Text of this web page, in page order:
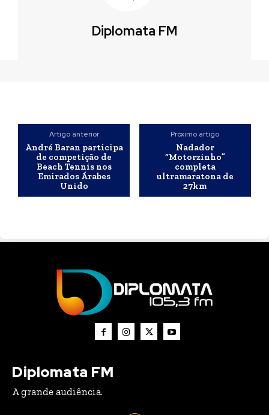
Diplomata FM
Artigo anterior
André Baran participa
de competição de
Beach Tennis nos
Emirados Árabes
Unido
Próximo artigo
Nadador
“Motorzinho”
completa
ultramaratona de
27km
Diplomata FM
A grande audiência.